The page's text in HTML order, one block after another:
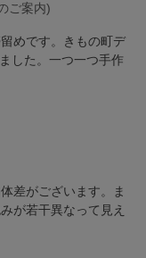
ご案内)
めです。きもの町デ
した。一つ一つ手作
差がございます。ま
が若干異なって見え